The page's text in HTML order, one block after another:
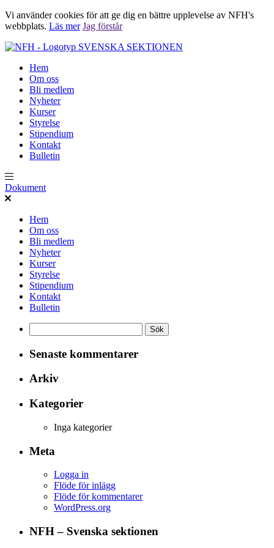
Vi använder cookies för att ge dig en bättre upplevelse av NFH's
webbplats. Läs mer Jag förstår
SVENSKA SEKTIONEN
Hem
Om oss
Bli medlem
Nyheter
Kurser
Styrelse
Stipendium
Kontakt
Bulletin
Dokument
Hem
Om oss
Bli medlem
Nyheter
Kurser
Styrelse
Stipendium
Kontakt
Bulletin
efter:
Senaste kommentarer
Arkiv
Kategorier
Inga kategorier
Meta
Logga in
Flöde för inlägg
Flöde för kommentarer
WordPress.org
NFH – Svenska sektionen